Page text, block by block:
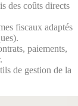
des coûts directs
fiscaux adaptés
paiements,
de gestion de la